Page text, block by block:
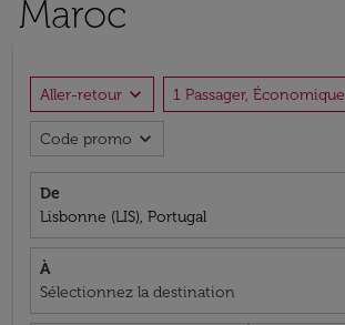
Maroc
Aller-retour expand_more 1 Passager, Économique
Code promo expand_more
De
Lisbonne (LIS), Portugal
À
Sélectionnez la destination